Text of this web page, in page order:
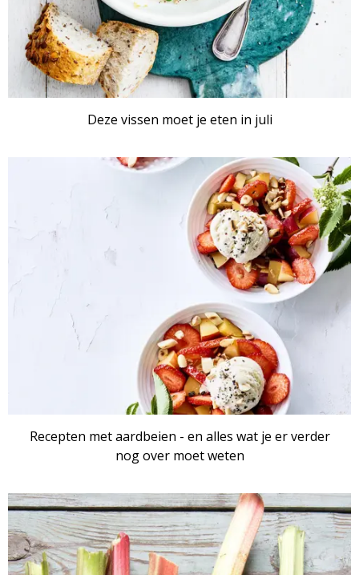
Deze vissen moet je eten in juli
ARTIKEL
Recepten met aardbeien - en alles wat je er verder
nog over moet weten
ARTIKEL